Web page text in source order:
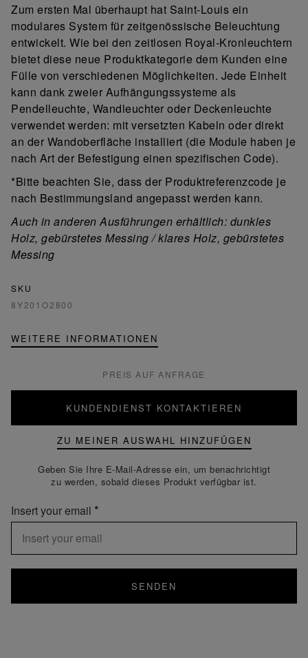
Zum ersten Mal überhaupt hat Saint-Louis ein
modulares System für zeitgenössische Beleuchtung
entwickelt. Wie bei den zeitlosen Royal-Kronleuchtern
bietet diese neue Produktkategorie dem Kunden eine
Fülle von verschiedenen Möglichkeiten. Jede Einheit
kann dank zweier Aufhängungssysteme als
Pendelleuchte, Wandleuchter oder Deckenleuchte
verwendet werden: mit versetzten Kabeln oder direkt
an der Wandoberfläche installiert (die Module haben je
nach Art der Befestigung einen spezifischen Code).
*Bitte beachten Sie, dass der Produktreferenzcode je
nach Bestimmungsland angepasst werden kann.
Auch in anderen Ausführungen erhältlich: dunkles
Holz, gebürstetes Messing / klares Holz, gebürstetes
Messing
SKU
8Y201O2800
WEITERE INFORMATIONEN
PREIS AUF ANFRAGE
KUNDENDIENST KONTAKTIEREN
ZU MEINER AUSWAHL HINZUFÜGEN
Geben Sie Ihre E-Mail-Adresse ein, um benachrichtigt
zu werden, sobald dieses Produkt verfügbar ist.
Insert your email
SENDEN